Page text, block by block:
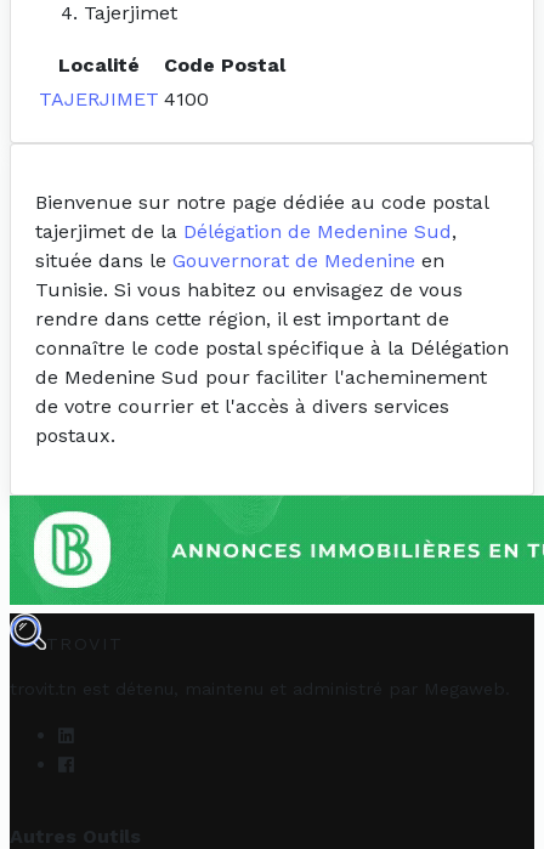
Tajerjimet
Localité
Code Postal
TAJERJIMET 4100
Bienvenue sur notre page dédiée au code postal
tajerjimet de la Délégation de Medenine Sud,
située dans le Gouvernorat de Medenine en
Tunisie. Si vous habitez ou envisagez de vous
rendre dans cette région, il est important de
connaître le code postal spécifique à la Délégation
de Medenine Sud pour faciliter l'acheminement
de votre courrier et l'accès à divers services
postaux.
TROVIT
trovit.tn est détenu, maintenu et administré par Megaweb
Autres Outils